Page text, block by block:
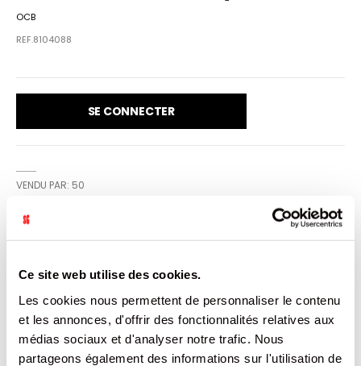
Ce site web utilise des cookies.
Les cookies nous permettent de personnaliser le contenu
et les annonces, d'offrir des fonctionnalités relatives aux
médias sociaux et d'analyser notre trafic. Nous
partageons également des informations sur l'utilisation de
OCB
REF.8104088
SE CONNECTER
VENDU PAR: 50
Finesse extrême, ultra-transparent, papier aérien, filigrané
OCB, gomme naturelle d'acacia